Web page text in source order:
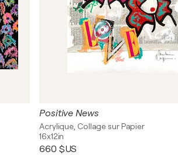
Positive News
Acrylique, Collage sur Papier
16x12in
660 $US